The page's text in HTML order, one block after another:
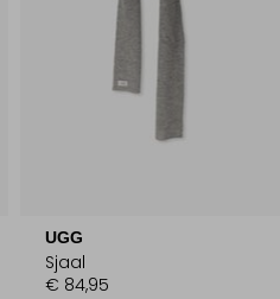
UGG
Sjaal
€ 84,95